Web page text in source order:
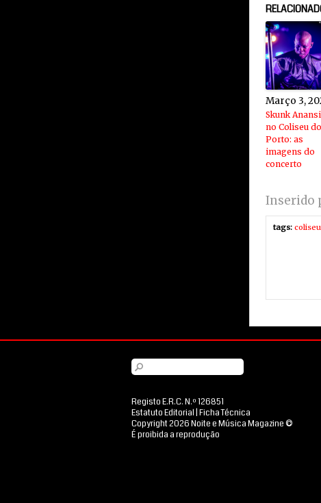
Março 3,
Skunk
no Coliseu do
Porto: as
imagens do
concerto
Inserido
tags:
Registo E.R.C. N.º 126851
Estatuto Editorial Ficha Técnica
Copyright 2026 Noite e Música Magazine ©
É proibida a reprodução